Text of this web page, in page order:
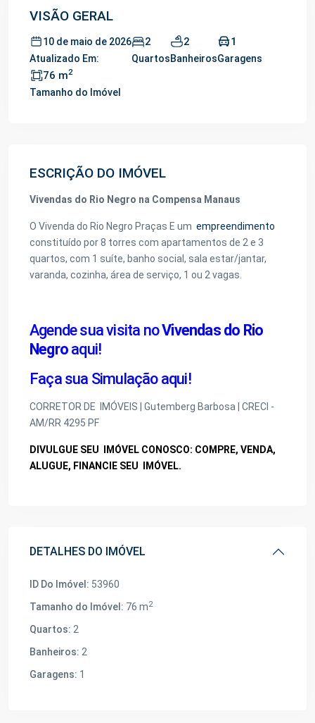
VISÃO GERAL
10 de maio de 2026
Atualizado Em:
2
Quartos
2
Banheiros
1
Garagens
76 m2
Tamanho do Imóvel
ESCRIÇÃO DO IMÓVEL
Vivendas do Rio Negro na Compensa Manaus
O Vivenda do Rio Negro Praças E um empreendimento
constituído por 8 torres com apartamentos de 2 e 3
quartos, com 1 suíte, banho social, sala estar/jantar,
varanda, cozinha, área de serviço, 1 ou 2 vagas.
Agende sua visita noVivendas do Rio
Negro aqui!
Faça sua Simulação aqui!
CORRETOR DE IMÓVEIS | Gutemberg Barbosa | CRECI -
AM/RR 4295 PF
DIVULGUE SEU IMÓVEL CONOSCO: COMPRE, VENDA,
ALUGUE, FINANCIE SEU
IMÓVEL.
DETALHES DO IMÓVEL
ID Do Imóvel: 53960
Tamanho do Imóvel: 76 m2
Quartos: 2
Banheiros: 2
Garagens: 1